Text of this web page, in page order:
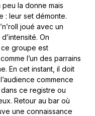
la donne mais
: leur set démonte.
joué avec un
On
groupe est
l’un des parrains
En cet instant, il doit
commence
dans ce registre ou
Retour au bar où
une connaissance